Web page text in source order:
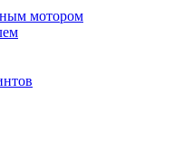
мотором